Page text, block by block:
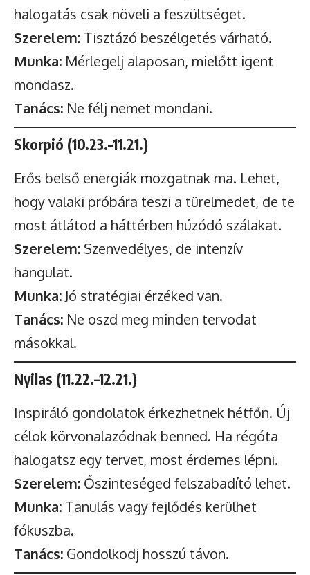
halogatás csak növeli a feszültséget.
Szerelem: Tisztázó beszélgetés várható.
Munka: Mérlegelj alaposan, mielőtt igent
mondasz.
Tanács: Ne félj nemet mondani.
Skorpió (10.23.–11.21.)
Erős belső energiák mozgatnak ma. Lehet,
hogy valaki próbára teszi a türelmedet, de te
most átlátod a háttérben húzódó szálakat.
Szerelem: Szenvedélyes, de intenzív
hangulat.
Munka: Jó stratégiai érzéked van.
Tanács: Ne oszd meg minden tervodat
másokkal.
Nyilas (11.22.–12.21.)
Inspiráló gondolatok érkezhetnek hétfőn. Új
célok körvonalazódnak benned. Ha régóta
halogatsz egy tervet, most érdemes lépni.
Szerelem: Őszinteséged felszabadító lehet.
Munka: Tanulás vagy fejlődés kerülhet
fókuszba.
Tanács: Gondolkodj hosszú távon.